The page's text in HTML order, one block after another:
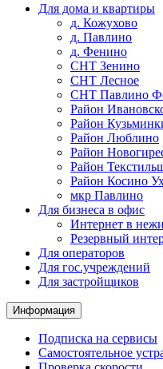
Для дома и квартиры
д. Кожухово
д. Павлино
д. Фенино
СНТ Зенино
СНТ Лесное
СНТ Павлино
Район
Район
Район Люблино
Район
Район
Район Косино
мкр Павлино
Для бизнеса в офис
Интернет в
Резервный
Для операторов
Для гос.учреждений
Для застройщиков
Информация
Подписка на сервисы
Самостоятельное